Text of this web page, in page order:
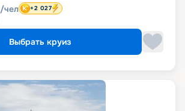
/чел +2 027
Выбрать круиз